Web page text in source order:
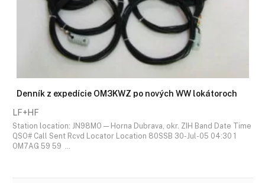
Denník z expedície OM3KWZ po nových WW lokátoroch
LF+HF
Station location: JN98MO — Horna Dubrava, okr. ZIH Band Date Time
QSO# Call Sent Rcvd Locator Location 80SSB 30-Jul-05 04:30 1
OM7AG 59 59 …